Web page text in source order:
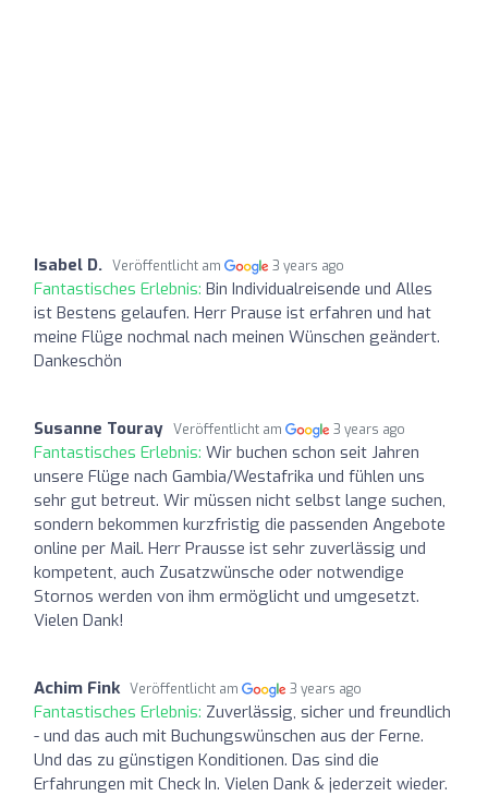
Isabel D. Veröffentlicht am 3 years ago
Fantastisches Erlebnis: Bin Individualreisende und Alles
ist Bestens gelaufen. Herr Prause ist erfahren und hat
meine Flüge nochmal nach meinen Wünschen geändert.
Dankeschön
Susanne Touray Veröffentlicht am 3 years ago
Fantastisches Erlebnis: Wir buchen schon seit Jahren
unsere Flüge nach Gambia/Westafrika und fühlen uns
sehr gut betreut. Wir müssen nicht selbst lange suchen,
sondern bekommen kurzfristig die passenden Angebote
online per Mail. Herr Prausse ist sehr zuverlässig und
kompetent, auch Zusatzwünsche oder notwendige
Stornos werden von ihm ermöglicht und umgesetzt.
Vielen Dank!
Achim Fink Veröffentlicht am 3 years ago
Fantastisches Erlebnis: Zuverlässig, sicher und freundlich
- und das auch mit Buchungswünschen aus der Ferne.
Und das zu günstigen Konditionen. Das sind die
Erfahrungen mit Check In. Vielen Dank & jederzeit wieder.